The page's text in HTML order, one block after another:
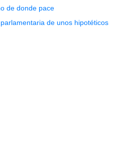
de donde pace
de unos hipotéticos